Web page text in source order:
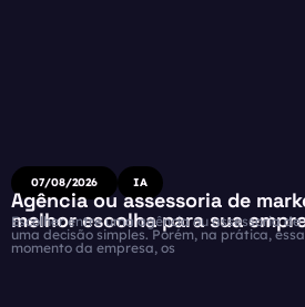
07/08/2026 IA
Agência ou assessoria de
melhor escolha para sua
Escolher entre uma agência ou assessoria
uma decisão simples. Porém, na prática,
momento da empresa, os